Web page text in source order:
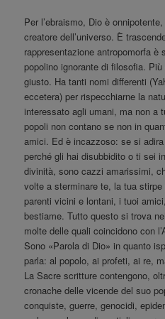
Per l’ebraismo, Dio è
creatore dell’universo. È
rappresentazione antropomorfa è
popolino ignorante di filosofia.
giusto. Ha tanti nomi differenti
eccetera) per rispecchiarne la
interessato agli umani, ma non a
popoli non contano se non in
amici. Ed è incazzoso: se si
perché gli hai disubbidito o ti sei
divinità, sono cazzi amarissimi,
volte a sterminare te, la tua
parenti vicini e lontani, i tuoi
bestiame. Tutto questo si trova
molte delle quali coincidono con
Sono «Parola di Dio» in quanto
parla: al popolo, ai profeti, ai re,
La Sacre scritture contengono,
cronache delle vicende del suo
conquiste, guerre, genocidi,